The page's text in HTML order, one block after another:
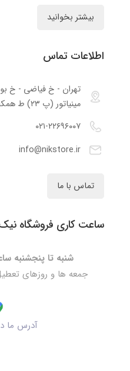
بیشتر بخوانید
اطلاعات تماس
تهران - خ فیاضی - خ
مینیاتور (پ ۲۳) ط همکف واحد ۶
۰۲۱-۲۲۶۹۶۰۰۷
info@nikstore.ir
تماس با ما
ساعت کاری فروشگاه
شنبه تا پنجشنبه ساعت های
جمعه ها و روزهای
آدرس ما